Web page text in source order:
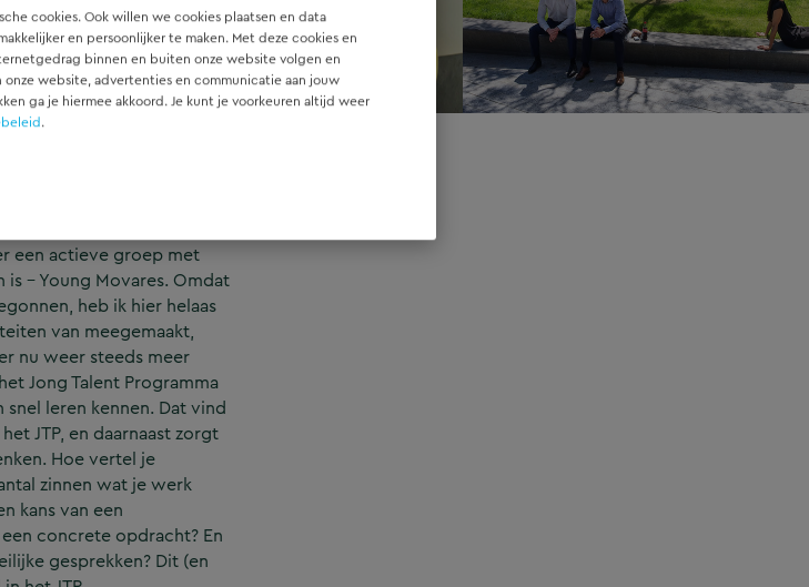
cookies. Ook willen we cookies plaatsen en data
en persoonlijker te maken. Met deze cookies en
binnen en buiten onze website volgen en
website, advertenties en communicatie aan jouw
ga je hiermee akkoord. Je kunt je voorkeuren altijd weer
.
(JTP)
een actieve groep met
– Young Movares. Omdat
heb ik hier helaas
van meegemaakt,
nu weer steeds meer
Jong Talent Programma
leren kennen. Dat vind
JTP, en daarnaast zorgt
Hoe vertel je
zinnen wat je werk
kans van een
concrete opdracht? En
gesprekken? Dit (en